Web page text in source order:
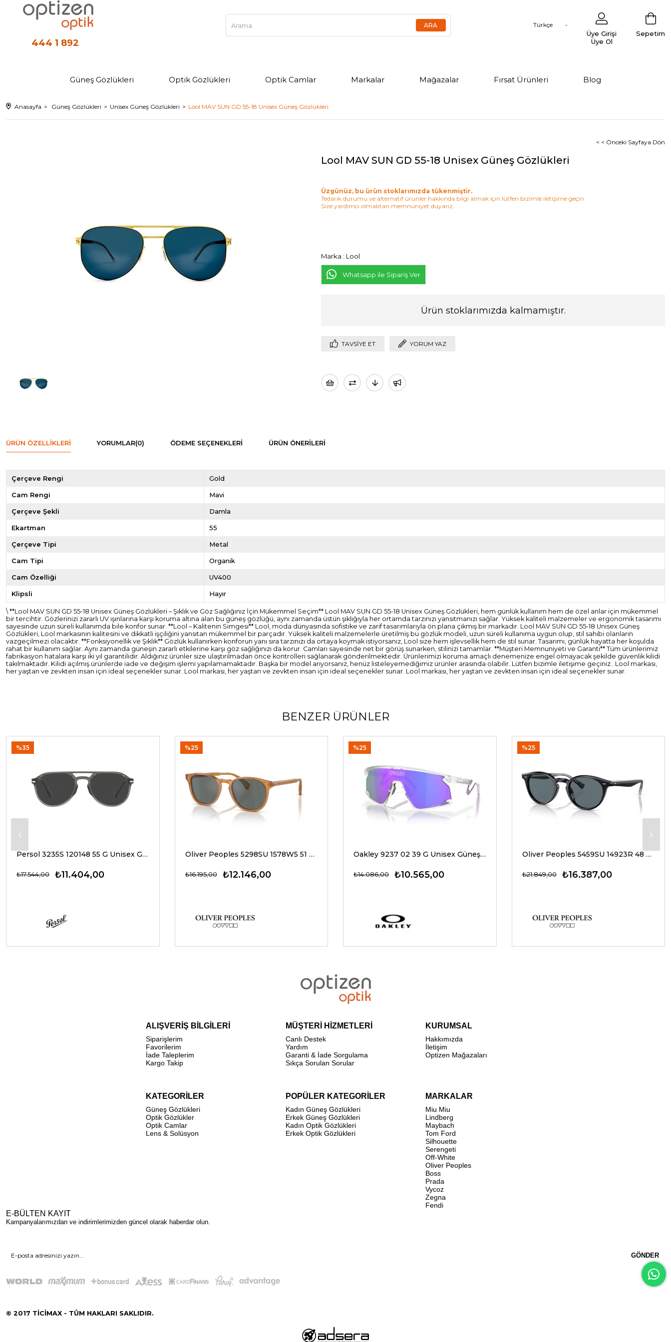
444 1 892
Türkçe
Sepetim
Üye Girişi
Üye Ol
Güneş Gözlükleri Optik Gözlükleri Optik Camlar Markalar Mağazalar Fırsat Ürünleri Blog
Anasayfa Güneş Gözlükleri Unisex Güneş Gözlükleri Lool MAV SUN GD 55-18 Unisex Güneş Gözlükleri
< < Önceki Sayfaya Dön
Lool MAV SUN GD 55-18 Unisex Güneş Gözlükleri
Üzgünüz, bu ürün stoklarımızda tükenmiştir.
Tedarik durumu ve alternatif ürünler hakkında bilgi almak için lütfen bizimle iletişime geçin.
Size yardımcı olmaktan memnuniyet duyarız.
Marka : Lool
Whatsapp ile Sipariş Ver
Ürün stoklarımızda kalmamıştır.
TAVSIYE ET YORUM YAZ
ÜRÜN ÖZELLIKLERI YORUMLAR(0) ÖDEME SEÇENEKLERI ÜRÜN ÖNERILERI
Çerçeve Rengi Gold
Cam Rengi Mavi
Çerçeve Şekli Damla
Ekartman 55
Çerçeve Tipi Metal
Cam Tipi Organik
Cam Özelliği UV400
Klipsli Hayır
\ **Lool MAV SUN GD 55-18 Unisex Güneş Gözlükleri – Şıklık ve Göz Sağlığınız İçin Mükemmel Seçim** Lool MAV SUN GD 55-18 Unisex Güneş Gözlükleri, hem günlük kullanım hem de özel anlar için mükemmel
bir tercihtir. Gözlerinizi zararlı UV ışınlarına karşı koruma altına alan bu güneş gözlüğü, aynı zamanda üstün şıklığıyla her ortamda tarzınızı yansıtmanızı sağlar. Yüksek kaliteli malzemeler ve ergonomik tasarımı
sayesinde uzun süreli kullanımda bile konfor sunar. **Lool – Kalitenin Simgesi** Lool, moda dünyasında sofistike ve zarif tasarımlarıyla ön plana çıkmış bir markadır. Lool MAV SUN GD 55-18 Unisex Güneş
Gözlükleri, Lool markasının kalitesini ve dikkatli işçiliğini yansıtan mükemmel bir parçadır. Yüksek kaliteli malzemelerle üretilmiş bu gözlük modeli, uzun süreli kullanıma uygun olup, stil sahibi olanların
vazgeçilmezi olacaktır. **Fonksiyonellik ve Şıklık** Gözlük kullanırken konforun yanı sıra tarzınızı da ortaya koymak istiyorsanız, Lool size hem işlevsellik hem de stil sunar. Tasarımı, günlük hayatta her koşulda
rahat bir kullanım sağlar. Aynı zamanda güneşin zararlı etkilerine karşı göz sağlığınızı da korur. Camları sayesinde net bir görüş sunarken, stilinizi tamamlar. **Müşteri Memnuniyeti ve Garanti** Tüm ürünlerimiz
fabrikasyon hatalara karşı iki yıl garantilidir. Aldığınız ürünler size ulaştırılmadan önce kontrolleri sağlanarak gönderilmektedir. Ürünlerimizi koruma amaçlı denemenize engel olmayacak şekilde güvenlik kilidi
takılmaktadır. Kilidi açılmış ürünlerde iade ve değişim işlemi yapılamamaktadır. Başka bir model arıyorsanız, henüz listeleyemediğimiz ürünler arasında olabilir. Lütfen bizimle iletişime geçiniz.. Lool markası,
her yaştan ve zevkten insan için ideal seçenekler sunar. Lool markası, her yaştan ve zevkten insan için ideal seçenekler sunar. Lool markası, her yaştan ve zevkten insan için ideal seçenekler sunar.
BENZER ÜRÜNLER
Persol 3235S 120148 55 G Unisex Güneş Gözlükleri
₺11.404,00
₺17.544,00
%35
Oliver Peoples 5298SU 1578W5 51 G Unisex Güneş Gözlükleri
₺12.146,00
₺16.195,00
%25
Oakley 9237 02 39 G Unisex Güneş Gözlükleri
₺10.565,00
₺14.086,00
%25
Oliver Peoples 5459SU 14923R 48 G Unisex Güneş Gözlükleri
₺16.387,00
₺21.849,00
%25
ALIŞVERİŞ BİLGİLERİ
Siparişlerim
Favorilerim
İade Taleplerim
Kargo Takip
MÜŞTERİ HİZMETLERİ
Canlı Destek
Yardım
Garanti & İade Sorgulama
Sıkça Sorulan Sorular
KURUMSAL
Hakkımızda
İletişim
Optizen Mağazaları
KATEGORİLER
Güneş Gözlükleri
Optik Gözlükler
Optik Camlar
Lens & Solüsyon
POPÜLER KATEGORİLER
Kadın Güneş Gözlükleri
Erkek Güneş Gözlükleri
Kadın Optik Gözlükleri
Erkek Optik Gözlükleri
MARKALAR
Miu Miu
Lindberg
Maybach
Tom Ford
Silhouette
Serengeti
Off-White
Oliver Peoples
Boss
Prada
Vycoz
Zegna
Fendi
E-BÜLTEN KAYIT
Kampanyalarımızdan ve indirimlerimizden güncel olarak haberdar olun.
GÖNDER
© 2017 TİCİMAX - TÜM HAKLARI SAKLIDIR.